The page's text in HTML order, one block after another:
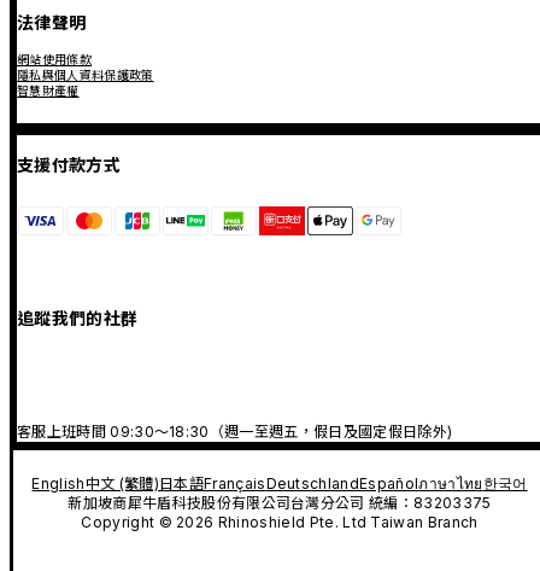
法律聲明
網站使用條款
隱私與個人資料保護政策
智慧財產權
支援付款方式
追蹤我們的社群
客服上班時間 09:30～18:30（週一至週五，假日及國定假日除外)
English中文 (繁體)日本語FrançaisDeutschlandEspañolภาษาไทย 한국어
新加坡商犀牛盾科技股份有限公司台灣分公司 統編：83203375
Copyright © 2026 Rhinoshield Pte. Ltd Taiwan Branch